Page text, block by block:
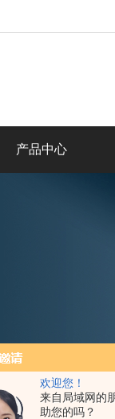
欢迎您！
来自局域网的
助您的吗？
产品中心